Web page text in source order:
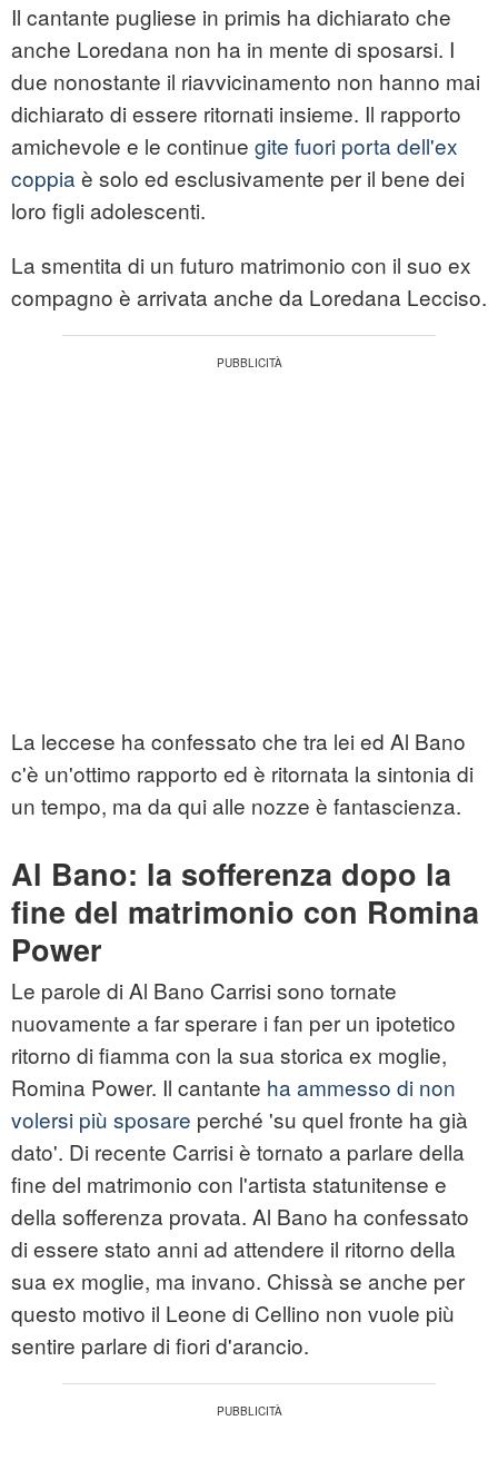
Il cantante pugliese in primis ha dichiarato che
anche Loredana non ha in mente di sposarsi. I
due nonostante il riavvicinamento non hanno mai
dichiarato di essere ritornati insieme. Il rapporto
amichevole e le continue gite fuori porta dell'ex
coppia è solo ed esclusivamente per il bene dei
loro figli adolescenti.
La smentita di un futuro matrimonio con il suo ex
compagno è arrivata anche da Loredana Lecciso.
La leccese ha confessato che tra lei ed Al Bano
c'è un'ottimo rapporto ed è ritornata la sintonia di
un tempo, ma da qui alle nozze è fantascienza.
Al Bano: la sofferenza dopo la
fine del matrimonio con Romina
Power
Le parole di Al Bano Carrisi sono tornate
nuovamente a far sperare i fan per un ipotetico
ritorno di fiamma con la sua storica ex moglie,
Romina Power. Il cantante ha ammesso di non
volersi più sposare perché 'su quel fronte ha già
dato'. Di recente Carrisi è tornato a parlare della
fine del matrimonio con l'artista statunitense e
della sofferenza provata. Al Bano ha confessato
di essere stato anni ad attendere il ritorno della
sua ex moglie, ma invano. Chissà se anche per
questo motivo il Leone di Cellino non vuole più
sentire parlare di fiori d'arancio.